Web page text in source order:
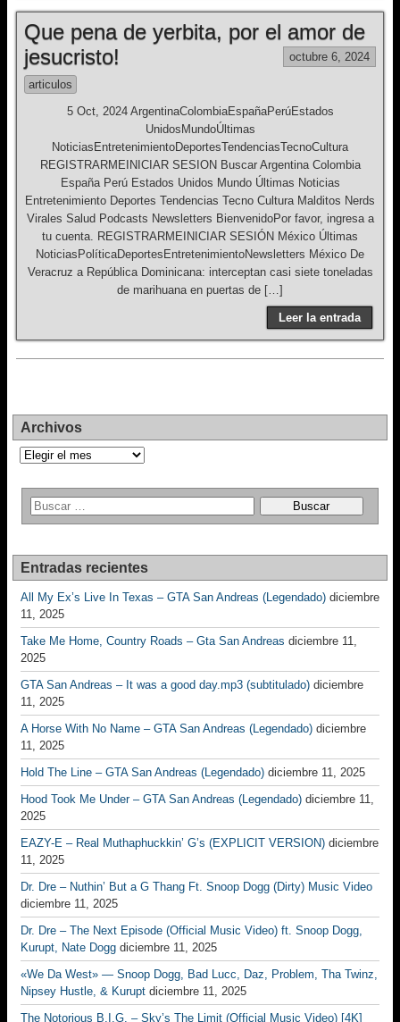
Que pena de yerbita, por el amor de
jesucristo!
octubre 6, 2024
articulos
5 Oct, 2024 ArgentinaColombiaEspañaPerúEstados
UnidosMundoÚltimas
NoticiasEntretenimientoDeportesTendenciasTecnoCultura
REGISTRARMEINICIAR SESION Buscar Argentina Colombia
España Perú Estados Unidos Mundo Últimas Noticias
Entretenimiento Deportes Tendencias Tecno Cultura Malditos Nerds
Virales Salud Podcasts Newsletters BienvenidoPor favor, ingresa a
tu cuenta. REGISTRARMEINICIAR SESIÓN México Últimas
NoticiasPolíticaDeportesEntretenimientoNewsletters México De
Veracruz a República Dominicana: interceptan casi siete toneladas
de marihuana en puertas de […]
Leer la entrada
Archivos
Archivos
Entradas recientes
All My Ex’s Live In Texas – GTA San Andreas (Legendado) diciembre
11, 2025
Take Me Home, Country Roads – Gta San Andreas diciembre 11,
2025
GTA San Andreas – It was a good day.mp3 (subtitulado) diciembre
11, 2025
A Horse With No Name – GTA San Andreas (Legendado) diciembre
11, 2025
Hold The Line – GTA San Andreas (Legendado) diciembre 11, 2025
Hood Took Me Under – GTA San Andreas (Legendado) diciembre 11,
2025
EAZY-E – Real Muthaphuckkin’ G’s (EXPLICIT VERSION) diciembre
11, 2025
Dr. Dre – Nuthin’ But a G Thang Ft. Snoop Dogg (Dirty) Music Video
diciembre 11, 2025
Dr. Dre – The Next Episode (Official Music Video) ft. Snoop Dogg,
Kurupt, Nate Dogg diciembre 11, 2025
«We Da West» — Snoop Dogg, Bad Lucc, Daz, Problem, Tha Twinz,
Nipsey Hustle, & Kurupt diciembre 11, 2025
The Notorious B.I.G. – Sky’s The Limit (Official Music Video) [4K]